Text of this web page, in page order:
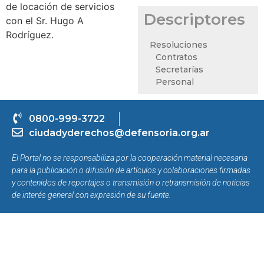
de locación de servicios
con el Sr. Hugo A
Rodríguez.
Descriptores
Resoluciones
Contratos
Secretarías
Personal
0800-999-3722
ciudadyderechos@defensoria.org.ar
El Portal no se responsabiliza por la cooperación material necesaria
para la publicación o difusión de artículos y colaboraciones firmadas
y contenidos de reportajes o transmisión o retransmisión de noticias
de interés general con expresión de su fuente.